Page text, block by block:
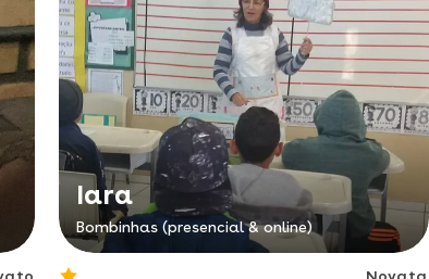
Iara
Bombinhas (presencial & online)
Novata